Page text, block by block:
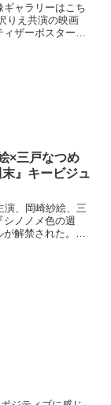
ギャラリーはこち
りえ共演の映画
ザーポスターと
×三戸なつめ
末』キービジュ
演、岡崎紗絵、三
シノノメ色の週
解禁された。女